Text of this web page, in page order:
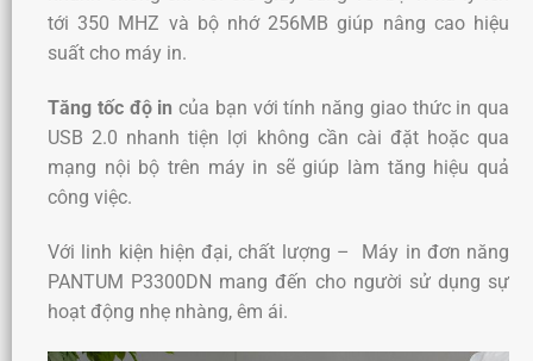
tới 350 MHZ và bộ nhớ 256MB giúp nâng cao hiệu
suất cho máy in.
Tăng tốc độ in của bạn với tính năng giao thức in qua
USB 2.0 nhanh tiện lợi không cần cài đặt hoặc qua
mạng nội bộ trên máy in sẽ giúp làm tăng hiệu quả
công việc.
Với linh kiện hiện đại, chất lượng – Máy in đơn năng
PANTUM P3300DN mang đến cho người sử dụng sự
hoạt động nhẹ nhàng, êm ái.